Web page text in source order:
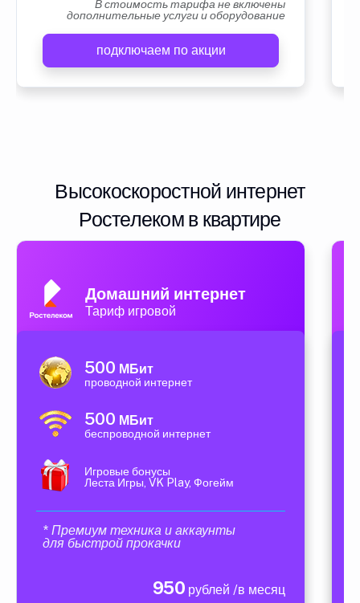
В стоимость тарифа не включены
дополнительные услуги и оборудование
подключаем по акции
Высокоскоростной интернет
Ростелеком в квартире
Домашний интернет
Тариф игровой
500 МБит
проводной интернет
500 МБит
беспроводной интернет
Игровые бонусы
Леста Игры, VK Play, Фогейм
* Премиум техника и аккаунты
для быстрой прокачки
950 рублей /в месяц